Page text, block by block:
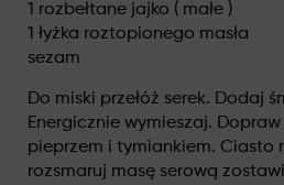
1 rozbełtane jajko ( małe )
1 łyżka roztopionego masła
sezam
Do miski przełóż serek. Dodaj
Energicznie wymieszaj.
pieprzem i tymiankiem. Ciasto
rozsmaruj masę serową